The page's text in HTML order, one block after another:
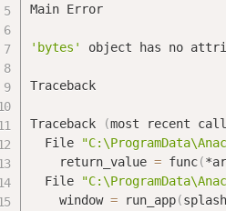
Main Error
'bytes' object has no
Traceback
Traceback (most recent
  File
    return_value
= func(
  File
    window
= run_app(splash